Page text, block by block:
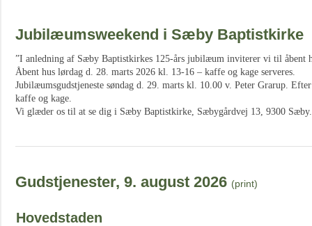
Jubilæumsweekend i Sæby Baptistkirke
”I anledning af Sæby Baptistkirkes 125-års jubilæum inviterer vi til åbent
Åbent hus lørdag d. 28. marts 2026 kl. 13-16 – kaffe og kage serveres.
Jubilæumsgudstjeneste søndag d. 29. marts kl. 10.00 v. Peter Grarup. Efter
kaffe og kage.
Vi glæder os til at se dig i Sæby Baptistkirke, Sæbygårdvej 13, 9300
Gudstjenester, 9. august 2026 (print)
Hovedstaden